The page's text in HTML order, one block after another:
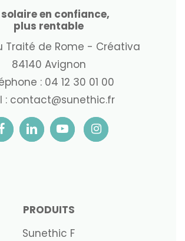
solaire en confiance,
plus rentable
Traité de Rome - Créativa
84140 Avignon
: 04 12 30 01 00
: contact@sunethic.fr
PRODUITS
Sunethic F